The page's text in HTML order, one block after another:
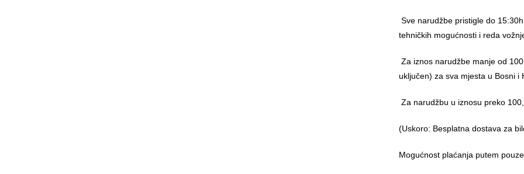
Sve narudžbe pristigle do
tehničkih mogućnosti i reda
Za iznos narudžbe manje od
uključen) za sva mjesta u Bosni i
Za narudžbu u iznosu preko
(Uskoro: Besplatna dostava za
Mogućnost plaćanja putem